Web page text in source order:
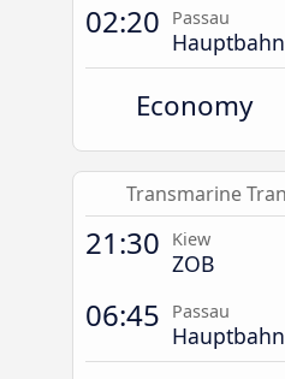
02:20 Passau
Economy
Transmarine
21:30 Kiew
ZOB
06:45 Passau